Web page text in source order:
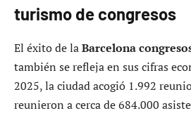
turismo de congresos
El éxito de laBarcelona
también se refleja en sus cifras
2025, la ciudad acogió 1.992
reunieron a cerca de 684.000